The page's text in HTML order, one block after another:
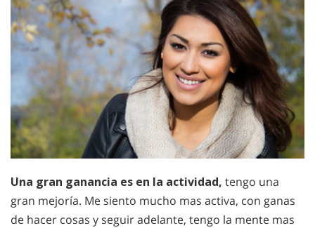
Una gran ganancia es en la actividad, tengo una
gran mejoría. Me siento mucho mas activa, con ganas
de hacer cosas y seguir adelante, tengo la mente mas